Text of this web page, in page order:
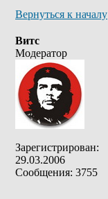
Вернуться к началу
Витс
Модератор
Зарегистрирован:
29.03.2006
Сообщения: 3755